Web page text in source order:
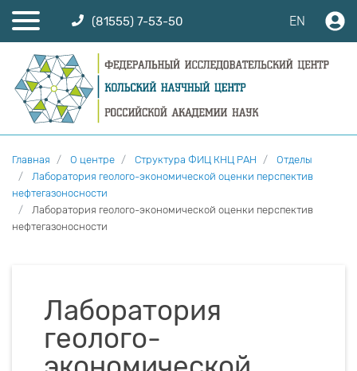
(81555) 7-53-50 EN
Главная О центре Структура ФИЦ КНЦ РАН
Отделы
Лаборатория геолого-экономической оценки перспектив
нефтегазоносности
Лаборатория геолого-экономической оценки перспектив
нефтегазоносности
Лаборатория
геолого-